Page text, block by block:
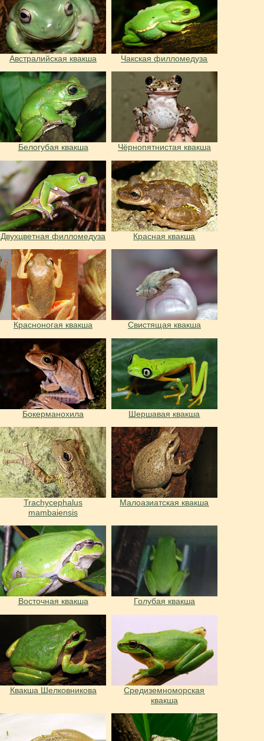
Австралийская квакша Чакская филломедуза
Белогубая квакша Чёрнопятнистая квакша
Двухцветная филломедуза Красная квакша
Красноногая квакша Свистящая квакша
Бокерманохила Шершавая квакша
Trachycephalus
mambaiensis
Малоазиатская квакша
Восточная квакша Голубая квакша
Квакша Шелковникова
Средиземноморская
квакша